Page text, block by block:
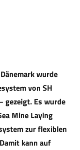
wurde
von SH
gezeigt. Es wurde
Mine Laying
zur flexiblen
kann auf